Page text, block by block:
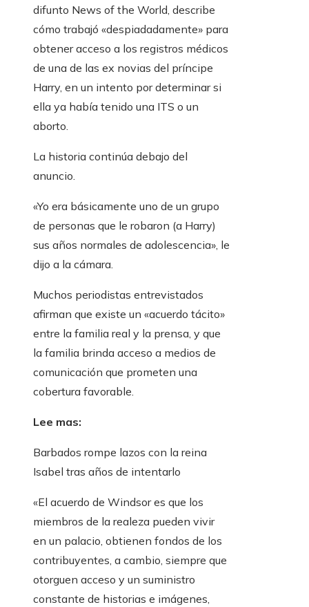
difunto News of the World, describe
cómo trabajó «despiadadamente» para
obtener acceso a los registros médicos
de una de las ex novias del príncipe
Harry, en un intento por determinar si
ella ya había tenido una ITS o un
aborto.
La historia continúa debajo del
anuncio.
«Yo era básicamente uno de un grupo
de personas que le robaron (a Harry)
sus años normales de adolescencia», le
dijo a la cámara.
Muchos periodistas entrevistados
afirman que existe un «acuerdo tácito»
entre la familia real y la prensa, y que
la familia brinda acceso a medios de
comunicación que prometen una
cobertura favorable.
Lee mas:
Barbados rompe lazos con la reina
Isabel tras años de intentarlo
«El acuerdo de Windsor es que los
miembros de la realeza pueden vivir
en un palacio, obtienen fondos de los
contribuyentes, a cambio, siempre que
otorguen acceso y un suministro
constante de historias e imágenes,